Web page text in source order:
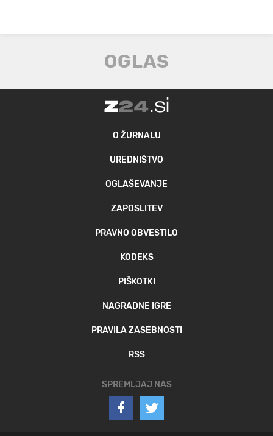
O ŽURNALU
UREDNIŠTVO
OGLAŠEVANJE
ZAPOSLITEV
PRAVNO OBVESTILO
KODEKS
PIŠKOTKI
NAGRADNE IGRE
PRAVILA ZASEBNOSTI
RSS
SPREMLJAJ NAS